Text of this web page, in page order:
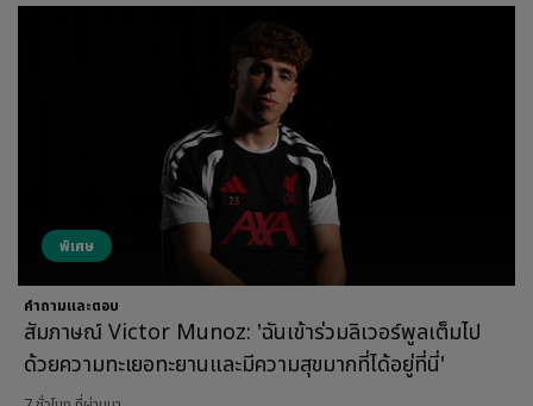
พิเศษ
คำถามและตอบ
สัมภาษณ์ Victor Munoz: 'ฉันเข้าร่วมลิเวอร์พูลเต็มไป
ด้วยความทะเยอทะยานและมีความสุขมากที่ได้อยู่ที่นี่'